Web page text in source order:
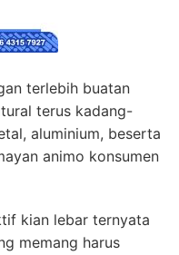
terlebih buatan
terus kadang-
aluminium, beserta
animo konsumen
kian lebar ternyata
memang harus